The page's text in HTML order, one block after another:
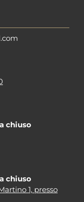
chiuso
chiuso
1, presso